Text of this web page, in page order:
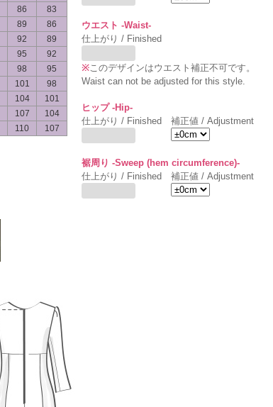
86
83
89
86
92
89
95
92
98
95
101
98
104
101
107
104
110 107
ウエスト -Waist-
仕上がり / Finished
※このデザインはウエスト補正不可です。
Waist can not be adjusted for this style.
ヒップ -Hip-
仕上がり / Finished
補正値 / Adjustment
裾周り -Sweep (hem circumference)-
仕上がり / Finished
補正値 / Adjustment